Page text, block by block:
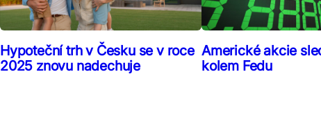
Hypoteční trh v Česku se v roce
2025 znovu nadechuje
Americké akcie
kolem Fedu